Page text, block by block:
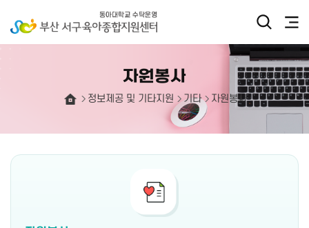
자원봉사
정보제공 및 기타지원 기타 자원봉사